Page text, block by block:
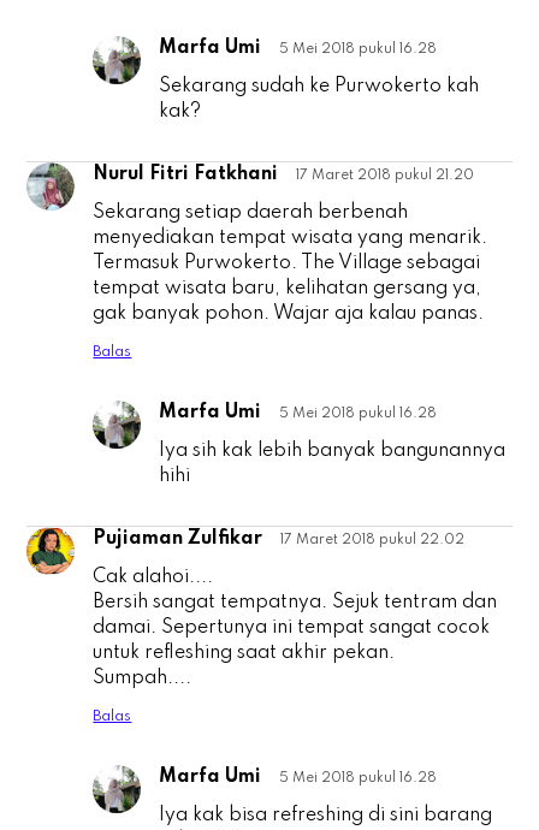
A Marfa Umi 5 Mei 2018 pukul 16.28
Sekarang sudah ke Purwokerto kah
kak?
N Nurul Fitri Fatkhani 17 Maret 2018 pukul 21.20
Sekarang setiap daerah berbenah
menyediakan tempat wisata yang menarik.
Termasuk Purwokerto. The Village sebagai
tempat wisata baru, kelihatan gersang ya,
gak banyak pohon. Wajar aja kalau panas.
Balas
N Marfa Umi 5 Mei 2018 pukul 16.28
Iya sih kak lebih banyak bangunannya
hihi
P Pujiaman Zulfikar 17 Maret 2018 pukul 22.02
Cak alahoi....
Bersih sangat tempatnya. Sejuk tentram dan
damai. Sepertunya ini tempat sangat cocok
untuk refleshing saat akhir pekan.
Sumpah....
Balas
P Marfa Umi 5 Mei 2018 pukul 16.28
Iya kak bisa refreshing di sini barang